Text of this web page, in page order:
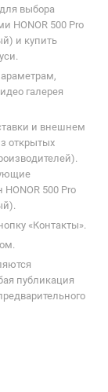
выбора
HONOR 500 Pro
и купить
галерея
и внешнем
открытых
500 Pro
«Контакты».
публикация